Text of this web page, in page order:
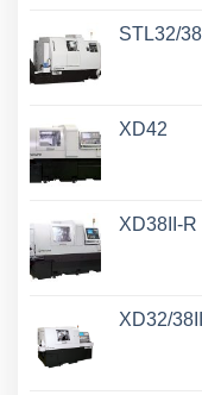
STL32/38
XD42
XD38II-R
XD32/38II